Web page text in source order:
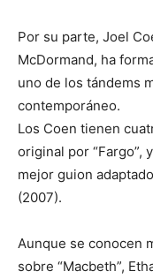
Por su parte, Joel
McDormand, ha
uno de los tándems
contemporáneo.
Los Coen tienen
original por “Fargo”,
mejor guion
(2007).
Aunque se conocen
sobre “Macbeth”,